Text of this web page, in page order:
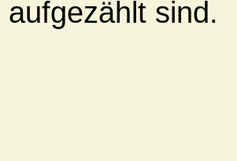
aufgezählt sind.